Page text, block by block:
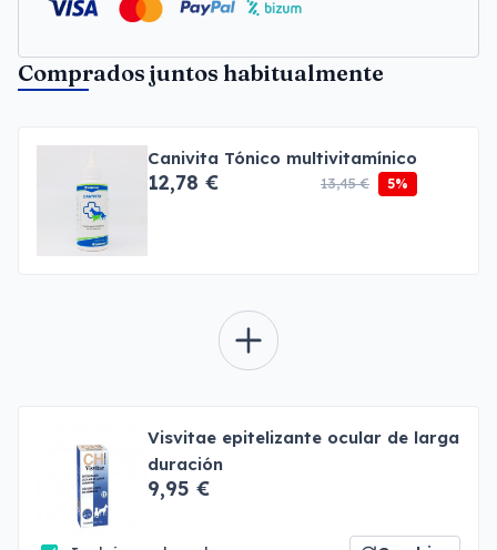
Comprados juntos habitualmente
Canivita Tónico multivitamínico
12,78 € 13,45 € 5%
Visvitae epitelizante ocular de larga
duración
9,95 €